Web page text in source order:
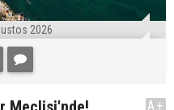
2026
A+